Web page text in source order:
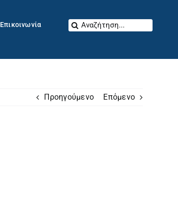
Επικοινωνία
Αναζήτηση
Προηγούμενο Επόμενο